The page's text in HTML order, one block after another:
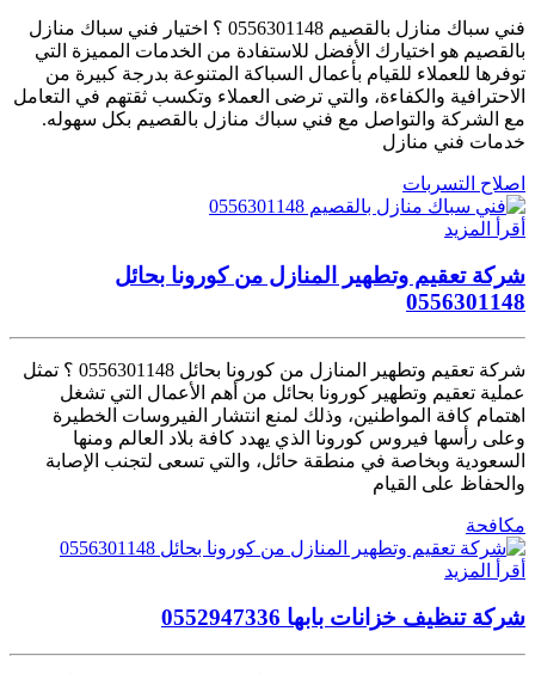
فني سباك منازل بالقصيم 0556301148 ؟ اختيار فني سباك منازل
بالقصيم هو اختيارك الأفضل للاستفادة من الخدمات المميزة التي
توفرها للعملاء للقيام بأعمال السباكة المتنوعة بدرجة كبيرة من
الاحترافية والكفاءة، والتي ترضى العملاء وتكسب ثقتهم في التعامل
مع الشركة والتواصل مع فني سباك منازل بالقصيم بكل سهوله.
خدمات فني منازل
اصلاح التسربات
أقرأ المزيد
شركة تعقيم وتطهير المنازل من كورونا بحائل
0556301148
شركة تعقيم وتطهير المنازل من كورونا بحائل 0556301148 ؟ تمثل
عملية تعقيم وتطهير كورونا بحائل من أهم الأعمال التي تشغل
اهتمام كافة المواطنين، وذلك لمنع انتشار الفيروسات الخطيرة
وعلى رأسها فيروس كورونا الذي يهدد كافة بلاد العالم ومنها
السعودية وبخاصة في منطقة حائل، والتي تسعى لتجنب الإصابة
والحفاظ على القيام
مكافحة
أقرأ المزيد
شركة تنظيف خزانات بابها 0552947336